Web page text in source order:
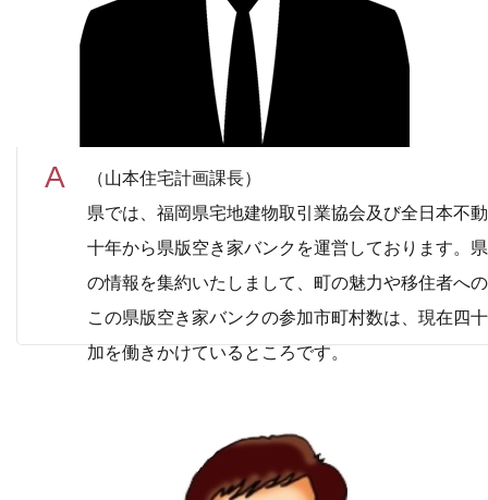
（山本住宅計画課長）
県では、福岡県宅地建物取引業協会及び全日本不
十年から県版空き家バンクを運営しております。
の情報を集約いたしまして、町の魅力や移住者へ
この県版空き家バンクの参加市町村数は、現在四
加を働きかけているところです。